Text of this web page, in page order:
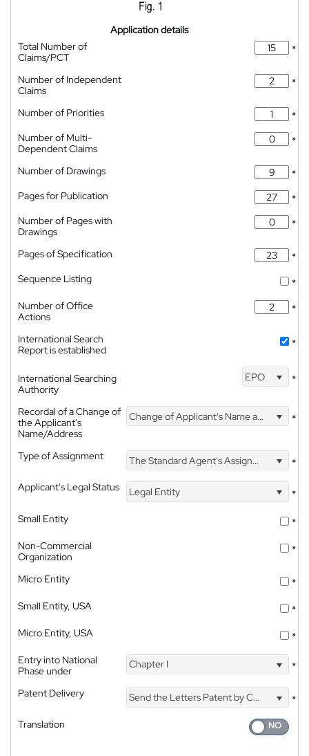
Application details
Total Number of
Claims/PCT
*
Number of Independent
Claims
*
Number of Priorities
*
Number of Multi-
Dependent Claims
*
Number of Drawings
*
Pages for Publication
*
Number of Pages with
Drawings
*
Pages of Specification
*
Sequence Listing
*
Number of Office
Actions
*
International Search
Report is established
*
International Searching
Authority
EPO *
Recordal of a Change of
the Applicant's
Name/Address
Change of Applicant's Name and Address *
Type of Assignment The Standard Agent's Assignment
*
Applicant's Legal Status
Legal Entity
*
Small Entity
*
Non-Commercial
Organization
*
Micro Entity
*
Small Entity, USA
*
Micro Entity, USA
*
Entry into National
Phase under
Chapter I *
Patent Delivery Send the Letters Patent by Courier
*
Translation